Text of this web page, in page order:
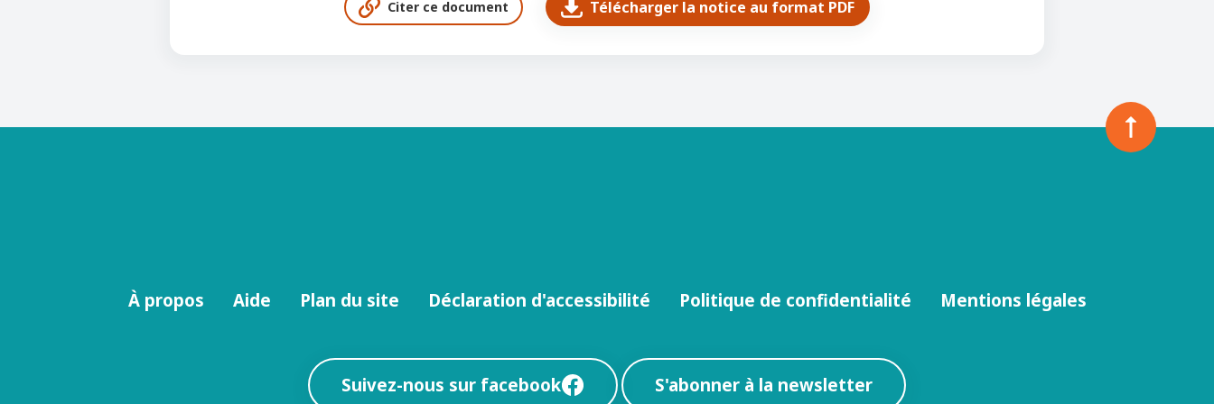
Citer ce document Télécharger la notice au format PDF
MenuÀ propos Aide Plan du site Déclaration d'accessibilité Politique de confidentialité Mentions légales
Suivez-nous sur facebook S'abonner à la newsletter